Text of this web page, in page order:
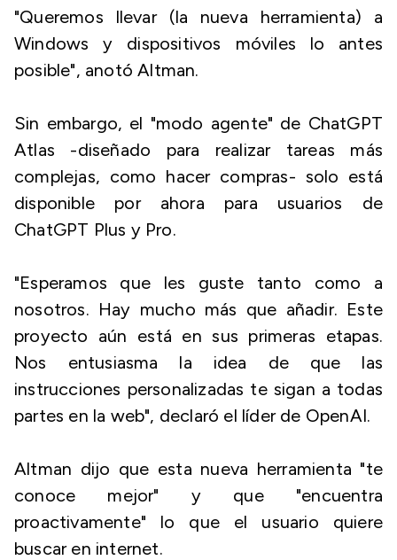
"Queremos llevar (la nueva herramienta) a
Windows y dispositivos móviles lo antes
posible", anotó Altman.
Sin embargo, el "modo agente" de ChatGPT
Atlas -diseñado para realizar tareas más
complejas, como hacer compras- solo está
disponible por ahora para usuarios de
ChatGPT Plus y Pro.
"Esperamos que les guste tanto como a
nosotros. Hay mucho más que añadir. Este
proyecto aún está en sus primeras etapas.
Nos entusiasma la idea de que las
instrucciones personalizadas te sigan a todas
partes en la web", declaró el líder de OpenAI.
Altman dijo que esta nueva herramienta "te
conoce mejor" y que "encuentra
proactivamente" lo que el usuario quiere
buscar en internet.